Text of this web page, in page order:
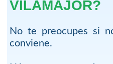
VILAMAJOR?
No te preocupes si
conviene.